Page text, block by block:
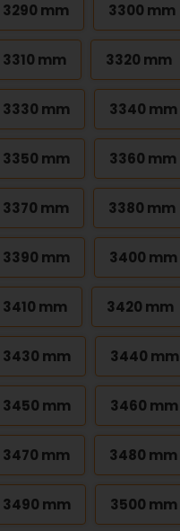
3290 mm 3300 mm
3310 mm 3320 mm
3330 mm 3340 mm
3350 mm 3360 mm
3370 mm 3380 mm
3390 mm 3400 mm
3410 mm 3420 mm
3430 mm 3440 mm
3450 mm 3460 mm
3470 mm 3480 mm
3490 mm 3500 mm